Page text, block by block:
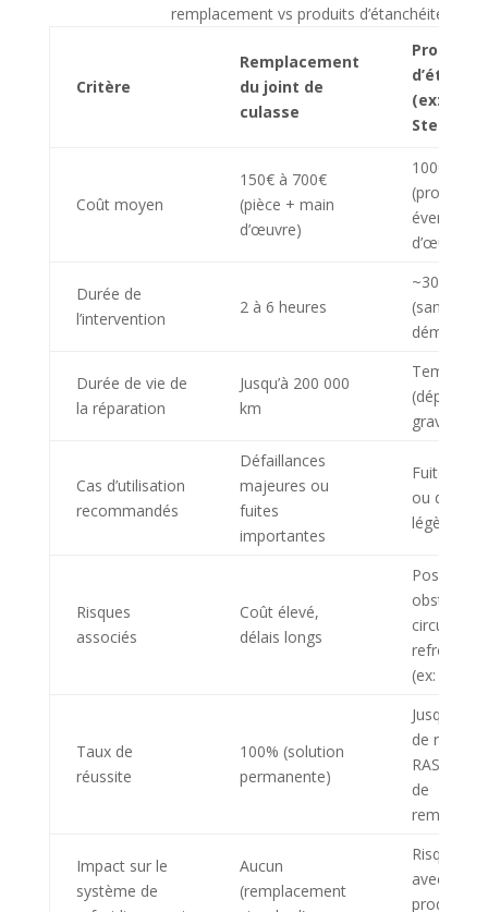
remplacement vs produits d’étanchéité
Critère
Remplacement
du joint de
culasse
Produits
(ex: K-
Steel
Coût moyen
150€ à 700€
(pièce + main
d’œuvre)
100€ à
(produit +
d’œuvre)
Durée de
l’intervention
2 à 6 heures
~30
(sans
Durée de vie de
la réparation
Jusqu’à 200 000
km
(dépend
gravité de
Cas d’utilisation
recommandés
Défaillances
majeures ou
fuites
importantes
Fuites
ou
légères
Risques
associés
Coût élevé,
délais longs
Possible
circuit de
(ex: gelée)
Taux de
réussite
100% (solution
permanente)
Jusqu’à
de réussite
de
Impact sur le
système de
Aucun
(remplacement
Risques
avec
produits